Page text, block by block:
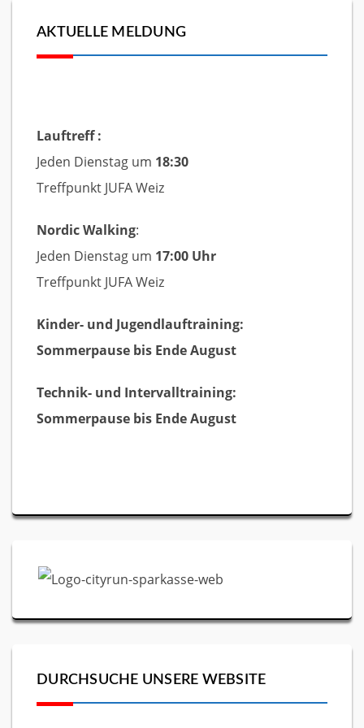
AKTUELLE MELDUNG
Lauftreff :
Jeden Dienstag um 18:30
Treffpunkt JUFA Weiz
Nordic Walking:
Jeden Dienstag um 17:00 Uhr
Treffpunkt JUFA Weiz
Kinder- und Jugendlauftraining:
Sommerpause bis Ende August
Technik- und Intervalltraining:
Sommerpause bis Ende August
DURCHSUCHE UNSERE WEBSITE